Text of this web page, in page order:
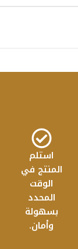
استلم
المنتج في
الوقت
المحدد
بسهولة
وأمان.